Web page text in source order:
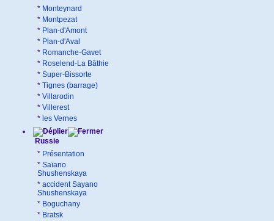
* Monteynard
* Montpezat
* Plan-d'Amont
* Plan-d'Aval
* Romanche-Gavet
* Roselend-La Bâthie
* Super-Bissorte
* Tignes (barrage)
* Villarodin
* Villerest
* les Vernes
Russie
* Présentation
* Saïano
Shushenskaya
* accident Sayano
Shushenskaya
* Boguchany
* Bratsk